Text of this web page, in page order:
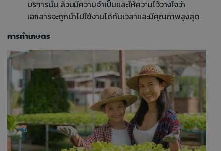
บริการนั้น ล้วนมีความจำเป็นและให้ความไว้วางใจว่า
เอกสารจะถูกนำไปใช้งานได้ทันเวลาและมีคุณภาพสูงสุด
การทำเกษตร